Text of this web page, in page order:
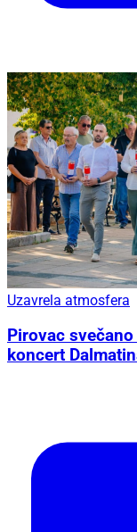
Uzavrela atmosfera
Pirovac
koncert